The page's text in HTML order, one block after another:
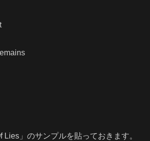
Lies」のサンプルを貼っておきます。